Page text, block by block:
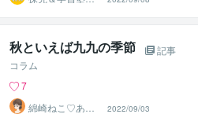
なぜラボ
秋といえば九九の季節
記事
コラム
7
綿崎ねこ♡あな
2022/09/03